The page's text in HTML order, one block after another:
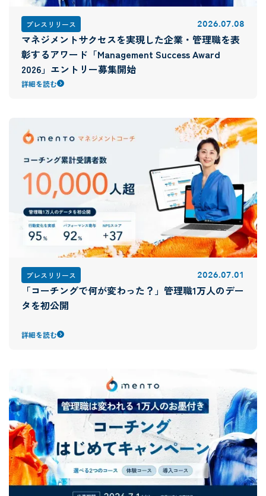
プレスリリース 2026.07.08
マネジメントサクセスを実現した企業・管理職を表
彰するアワード「Management Success Award
2026」エントリー募集開始
詳細を読む
プレスリリース 2026.07.01
「コーチングで何が変わった？」管理職1万人のデー
タを初公開
詳細を読む